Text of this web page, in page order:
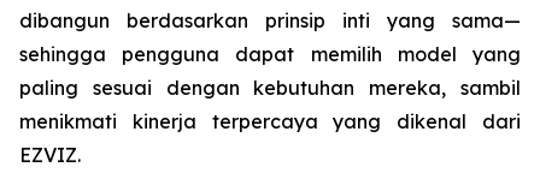
dibangun berdasarkan prinsip inti yang sama—
sehingga pengguna dapat memilih model yang
paling sesuai dengan kebutuhan mereka, sambil
menikmati kinerja terpercaya yang dikenal dari
EZVIZ.